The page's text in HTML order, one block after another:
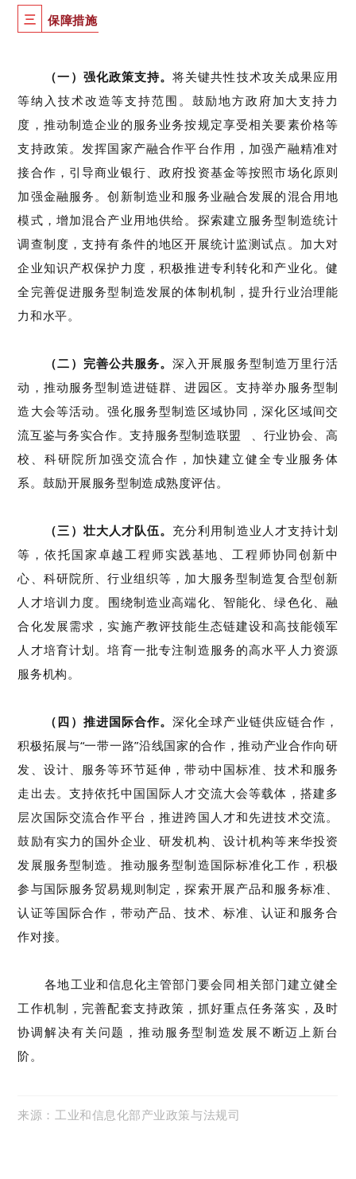
三 保障措施
（一 ）强化政策支持。将关键共性技术攻关成果应用
等纳入技术改造等支持范围。 鼓励地方政府加大支持力
度，推动制造企业的服务业务按规定享受相关要素价格等
支持政策。 发挥国家产融合作平台作用，加强产融精准对
接合作 ， 引导商业银行、政府投资基金等按照市场化原则
加强金融服务。创新制造业和服务业融合发展的混合用地
模式，增加混合产业用地供给。探索建立服务型制造统计
调查制度，支持有条件的地区开展统计监测试点。加大对
企业知识产权保护力度，积极推进专利转化和产业化。健
全完善促进服务型制造发展的体制机制，提升行业治理能
力和水平。
（二）完善公共服务。深入开展服务型制造万里行活
动 ，推动服务型制造进链群 、进园区。 支持举办服务型制
造大会等活动。强化服务型制造区域协同，深化区域间交
流互鉴与务实合作。支持服务型制造联盟
、行业协会、高
校、科研院所加强交流合作， 加快建立健全专业服务体
系 。 鼓励开展服务型制造成熟度评估。
（三 ）壮大人才队伍。 充分利用制造业人才支持计划
等 ，依托国家卓越工程师实践基地、工程师协同创新中
心、 科研院所、行业组织等 ， 加大服务型制造复合型创新
人才培训力度。 围绕制造业高端化、智能化、绿色化、融
合化发展需求，实施产教评技能生态链建设和高技能领军
人才培育计划。培育一批专注制造服务的高水平人力资源
服务机构。
（四 ）推进国际合作。深化全球产业链供应链合作，
积极拓展与“一带一路”沿线国家的合作，推动产业合作向研
发、设计、服务等环节延伸 ，带动中国标准、技术和服务
走出去。支持依托中国国际人才交流大会等载体， 搭建多
层次国际交流合作平台，推进跨国人才和先进技术交流。
鼓励有实力的国外企业、研发机构、设计机构等来华投资
发展服务型制造。推动服务型制造国际标准化工作，积极
参与国际服务贸易规则制定，探索开展产品和服务标准、
认证等国际合作 ，带动产品、技术、标准、认证和服务合
作对接。
各地工业和信息化主管部门要会同相关部门建立健全
工作机制，完善配套支持政策，抓好重点任务落实，及时
协调解决有关问题，推动服务型制造发展不断迈上新台
阶 。
来源：工业和信息化部产业政策与法规司